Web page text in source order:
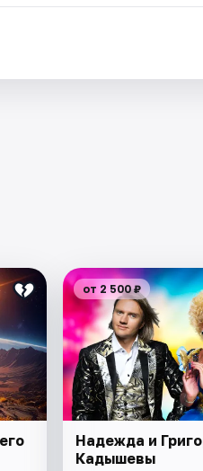
от 2 500 ₽
Надежда и
Кадышевы